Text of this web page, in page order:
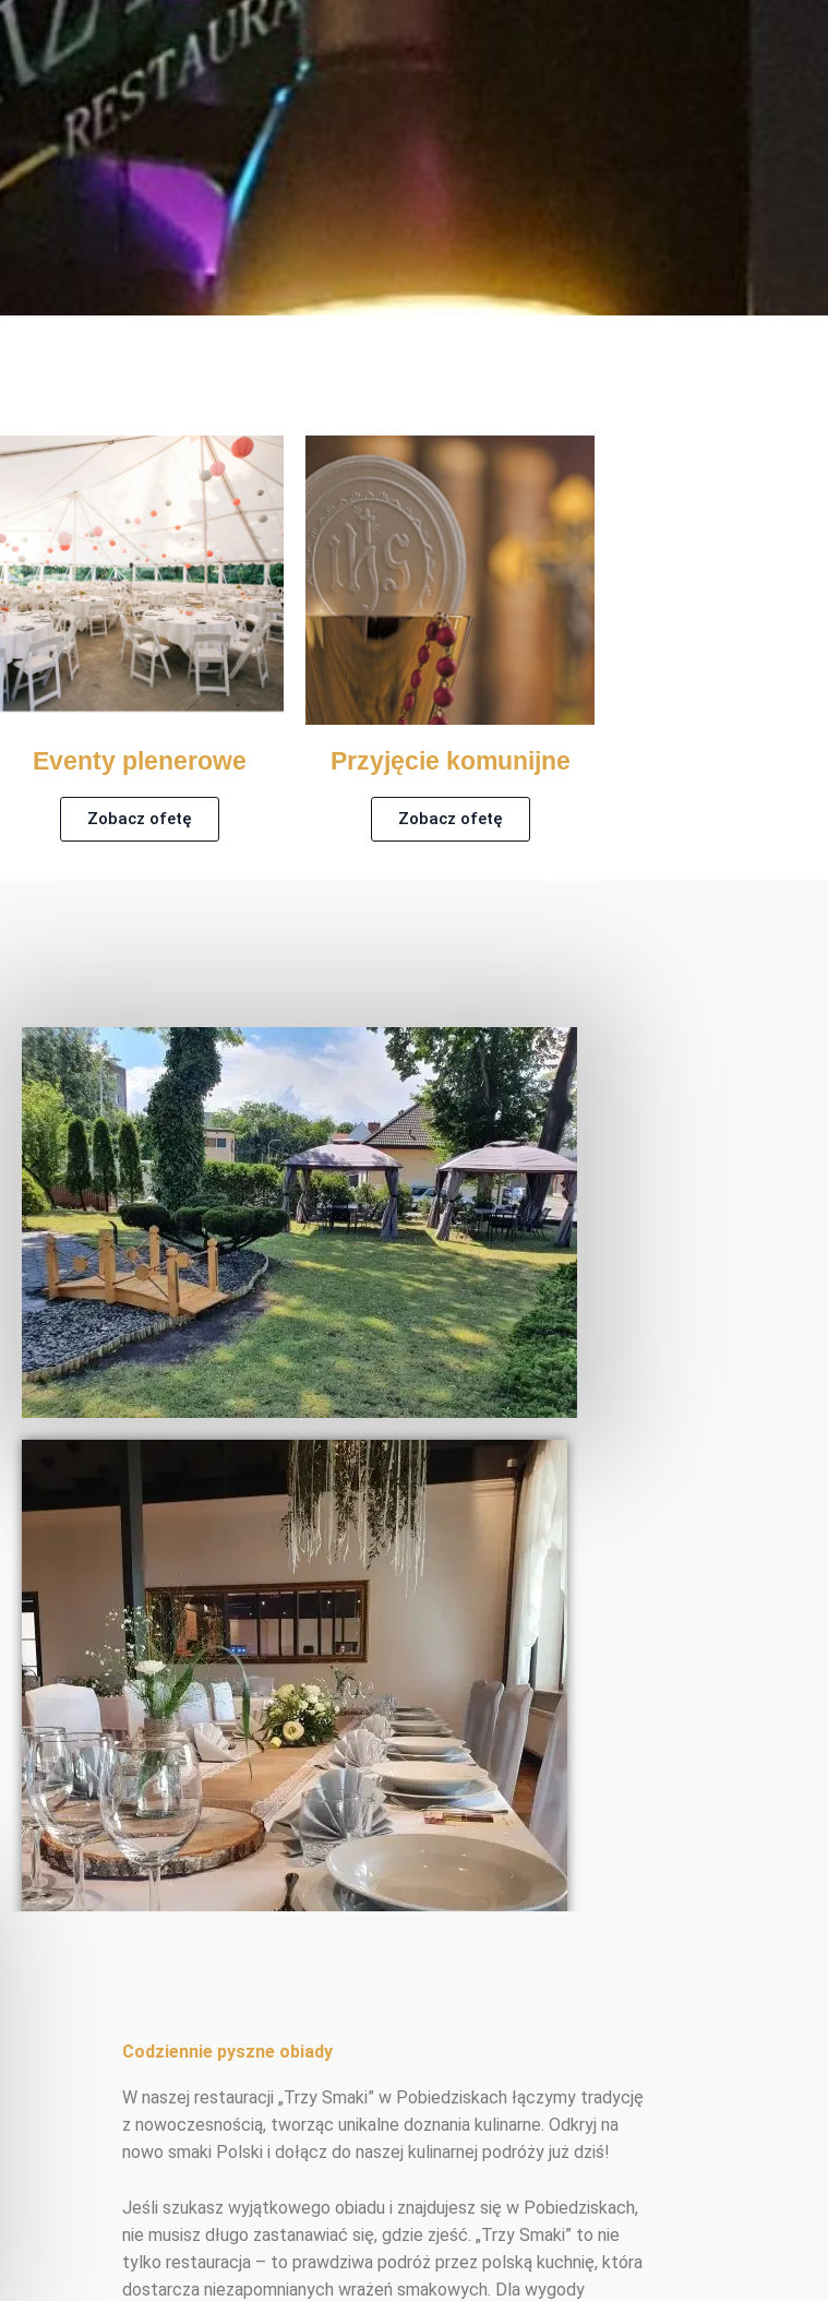
Eventy plenerowe
Zobacz ofetę
Przyjęcie komunijne
Zobacz ofetę
Codziennie pyszne obiady
W naszej restauracji „Trzy Smaki” w Pobiedziskach łączymy tradycję
z nowoczesnością, tworząc unikalne doznania kulinarne. Odkryj na
nowo smaki Polski i dołącz do naszej kulinarnej podróży już dziś!
Jeśli szukasz wyjątkowego obiadu i znajdujesz się w Pobiedziskach,
nie musisz długo zastanawiać się, gdzie zjeść. „Trzy Smaki” to nie
tylko restauracja – to prawdziwa podróż przez polską kuchnię, która
dostarcza niezapomnianych wrażeń smakowych. Dla wygody